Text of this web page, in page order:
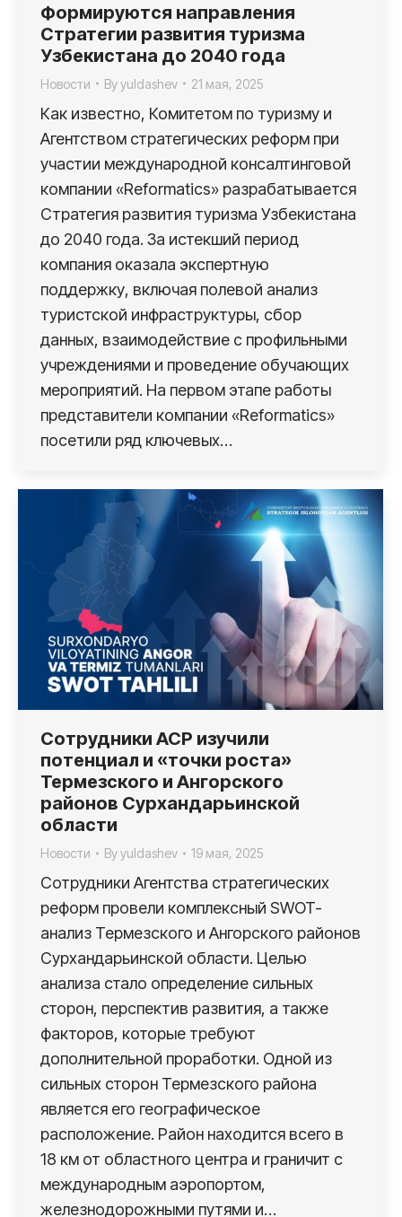
Формируются направления
Стратегии развития туризма
Узбекистана до 2040 года
Новости Byyuldashev 21 мая, 2025
Как известно, Комитетом по туризму и
Агентством стратегических реформ при
участии международной консалтинговой
компании «Reformatics» разрабатывается
Стратегия развития туризма Узбекистана
до 2040 года. За истекший период
компания оказала экспертную
поддержку, включая полевой анализ
туристской инфраструктуры, сбор
данных, взаимодействие с профильными
учреждениями и проведение обучающих
мероприятий. На первом этапе работы
представители компании «Reformatics»
посетили ряд ключевых…
Сотрудники АСР изучили
потенциал и «точки роста»
Термезского и Ангорского
районов Сурхандарьинской
области
Новости Byyuldashev 19 мая, 2025
Сотрудники Агентства стратегических
реформ провели комплексный SWOT-
анализ Термезского и Ангорского районов
Сурхандарьинской области. Целью
анализа стало определение сильных
сторон, перспектив развития, а также
факторов, которые требуют
дополнительной проработки. Одной из
сильных сторон Термезского района
является его географическое
расположение. Район находится всего в
18 км от областного центра и граничит с
международным аэропортом,
железнодорожными путями и…